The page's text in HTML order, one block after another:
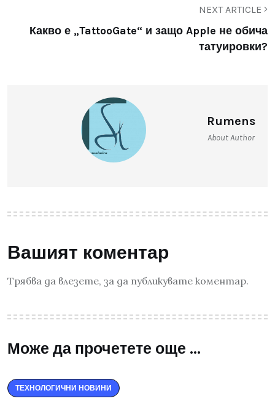
NEXT ARTICLE
Какво е „TattooGate“ и защо Apple не обича
татуировки?
Rumens
About Author
Вашият коментар
Трябва да влезете, за да публикувате коментар.
Може да прочетете още ...
ТЕХНОЛОГИЧНИ НОВИНИ